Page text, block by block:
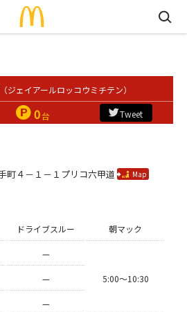
ジェイアールロッコウミチテン）
0台 Tweet
町４－１－１プリコ六甲道
Map
ドライブスルー 朝マック
—
5:00〜10:30
—
—